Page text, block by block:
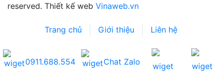
reserved. Thiết kế web Vinaweb.vn
Trang chủ Giới thiệu Liên hệ
0911.688.554 Chat Zalo